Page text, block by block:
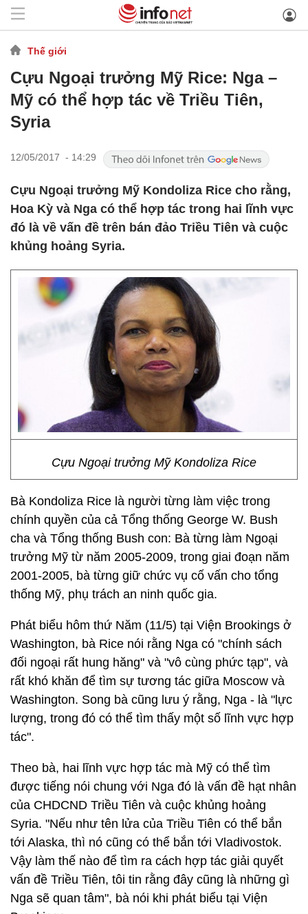
Thế giới
Cựu Ngoại trưởng Mỹ Rice: Nga –
Mỹ có thể hợp tác về Triều Tiên,
Syria
12/05/2017 - 14:29
Cựu Ngoại trưởng Mỹ Kondoliza Rice cho rằng,
Hoa Kỳ và Nga có thể hợp tác trong hai lĩnh vực
đó là về vấn đề trên bán đảo Triều Tiên và cuộc
khủng hoảng Syria.
Cựu Ngoại trưởng Mỹ Kondoliza Rice
Bà Kondoliza Rice là người từng làm việc trong
chính quyền của cả Tổng thống George W. Bush
cha và Tổng thống Bush con: Bà từng làm Ngoại
trưởng Mỹ từ năm 2005-2009, trong giai đoạn năm
2001-2005, bà từng giữ chức vụ cố vấn cho tổng
thống Mỹ, phụ trách an ninh quốc gia.
Phát biểu hôm thứ Năm (11/5) tại Viện Brookings ở
Washington, bà Rice nói rằng Nga có "chính sách
đối ngoại rất hung hăng" và "vô cùng phức tạp", và
rất khó khăn để tìm sự tương tác giữa Moscow và
Washington. Song bà cũng lưu ý rằng, Nga - là "lực
lượng, trong đó có thể tìm thấy một số lĩnh vực hợp
tác".
Theo bà, hai lĩnh vực hợp tác mà Mỹ có thể tìm
được tiếng nói chung với Nga đó là vấn đề hạt nhân
của CHDCND Triều Tiên và cuộc khủng hoảng
Syria. "Nếu như tên lửa của Triều Tiên có thể bắn
tới Alaska, thì nó cũng có thể bắn tới Vladivostok.
Vậy làm thế nào để tìm ra cách hợp tác giải quyết
vấn đề Triều Tiên, tôi tin rằng đây cũng là những gì
Nga sẽ quan tâm", bà nói khi phát biểu tại Viện